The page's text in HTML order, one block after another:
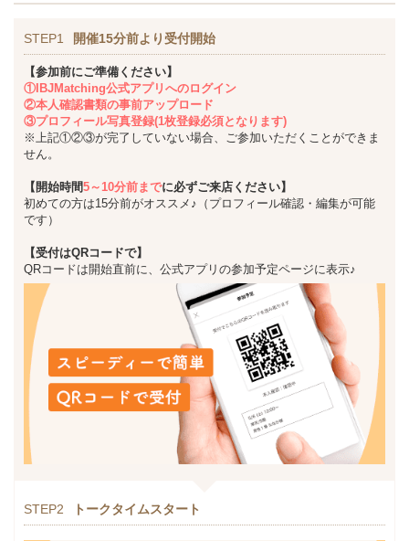
STEP1 開催15分前より受付開始
【参加前にご準備ください】
①IBJMatching公式アプリへのログイン
②本人確認書類の事前アップロード
③プロフィール写真登録(1枚登録必須となります)
※上記①②③が完了していない場合、ご参加いただくことができま
せん。
【開始時間5～10分前までに必ずご来店ください】
初めての方は15分前がオススメ♪（プロフィール確認・編集が可能
です）
【受付はQRコードで】
QRコードは開始直前に、公式アプリの参加予定ページに表示♪
STEP2 トークタイムスタート